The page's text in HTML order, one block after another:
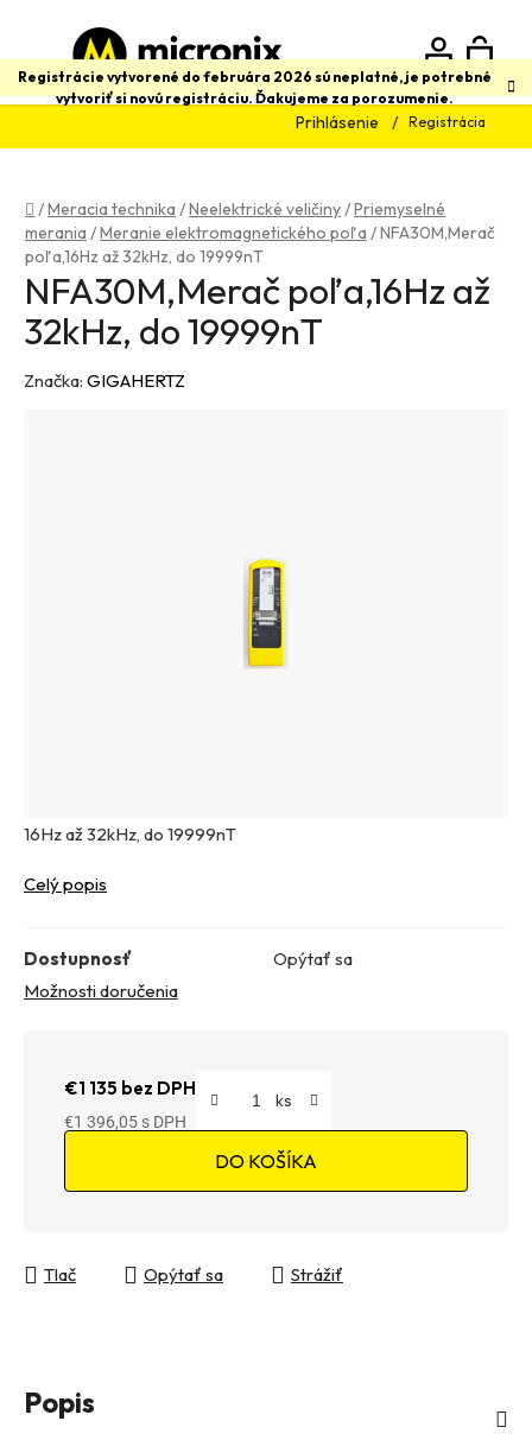
obsah
Registrácie vytvorené do februára 2026 sú neplatné, je potrebné
vytvoriť si novú registráciu. Ďakujeme za porozumenie.
Prihlásenie Registrácia
Hľadať
Domov
/Meracia technika /Neelektrické veličiny/Priemyselné
merania /Meranie elektromagnetického poľa /NFA30M,Merač
poľa,16Hz až 32kHz, do 19999nT
16Hz až 32kHz, do 19999nT
Celý popis
Dostupnosť
Opýtať sa
Možnosti doručenia
€1 135 bez DPH
€1 396,05
DO KOŠÍKA
Tlač Opýtať sa Strážiť
NFA30M,Merač poľa,16Hz až
32kHz, do 19999nT
Značka: GIGAHERTZ
Popis